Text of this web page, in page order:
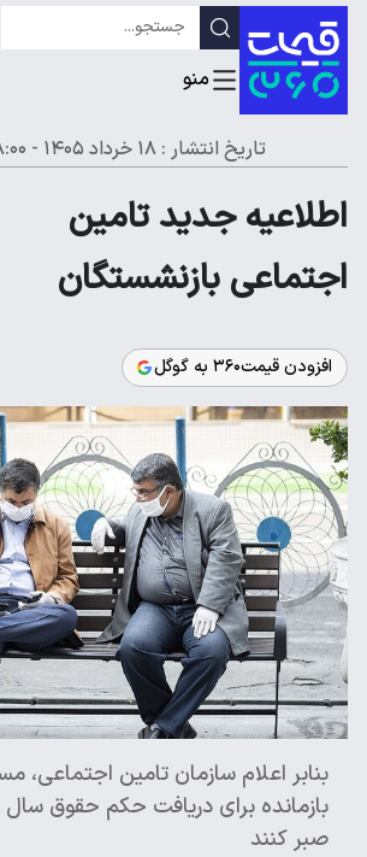
تاریخ انتشار : ۱۸ خرداد ۱۴۰۵ - ۱۸:۰۰
اطلاعیه جدید تامین
اجتماعی بازنشستگان
افزودن قیمت۳۶۰ به گوگل
بنابر اعلام سازمان تامین اجتماعی،
بازمانده برای دریافت حکم حقوق سال
صبر کنند